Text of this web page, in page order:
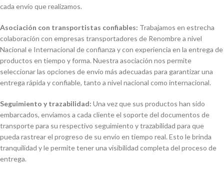
cada envío que realizamos.
Asociación con transportistas confiables: Trabajamos en estrecha
colaboración con empresas transportadores de Renombre a nivel
Nacional e Internacional de confianza y con experiencia en la entrega de
productos en tiempo y forma. Nuestra asociación nos permite
seleccionar las opciones de envío más adecuadas para garantizar una
entrega rápida y confiable, tanto a nivel nacional como internacional.
Seguimiento y trazabilidad: Una vez que sus productos han sido
embarcados, enviamos a cada cliente el soporte del documentos de
transporte para su respectivo seguimiento y trazabilidad para que
pueda rastrear el progreso de su envío en tiempo real. Esto le brinda
tranquilidad y le permite tener una visibilidad completa del proceso de
entrega.